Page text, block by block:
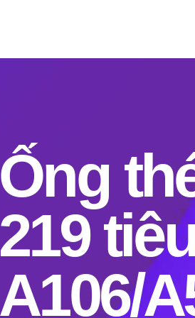
Ống
219
A106/